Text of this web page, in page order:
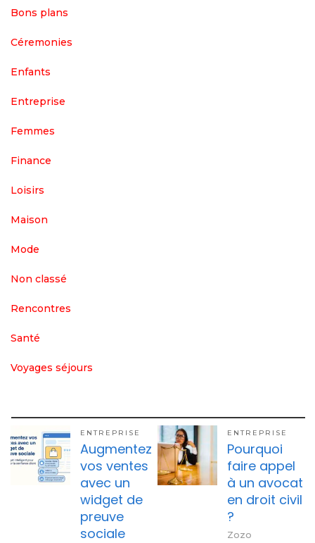
Bons plans
Céremonies
Enfants
Entreprise
Femmes
Finance
Loisirs
Maison
Mode
Non classé
Rencontres
Santé
Voyages séjours
ENTREPRISE
Augmentez
vos ventes
avec un
widget de
preuve
sociale
ENTREPRISE
Pourquoi
faire appel
à un avocat
en droit civil
?
Zozo